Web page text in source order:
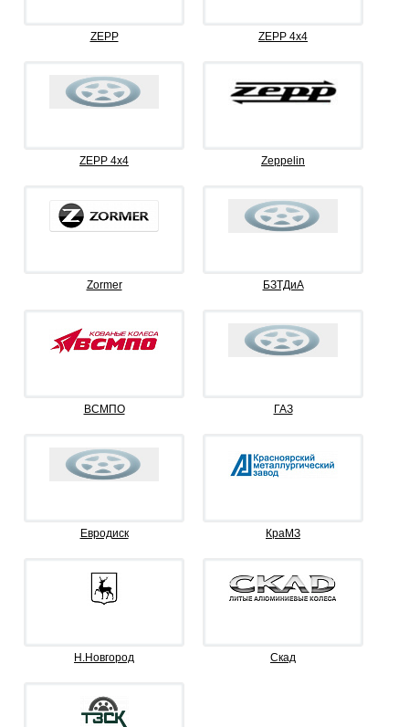
ZEPP ZEPP 4x4
ZEPP 4х4 Zeppelin
Zormer БЗТДиА
ВСМПО ГАЗ
Евродиск КраМЗ
Н.Новгород Скад